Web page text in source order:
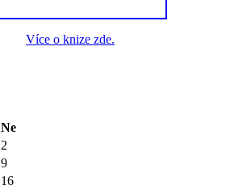
Více o knize zde.
Ne
2
9
16